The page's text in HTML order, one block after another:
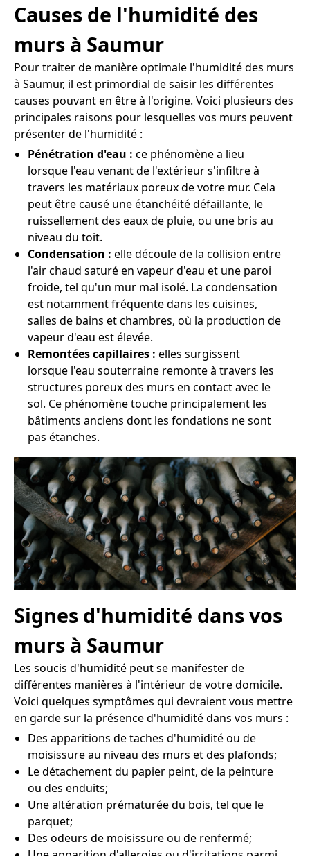
Causes de l'humidité des
murs à Saumur
Pour traiter de manière optimale l'humidité des murs
à Saumur, il est primordial de saisir les différentes
causes pouvant en être à l'origine. Voici plusieurs des
principales raisons pour lesquelles vos murs peuvent
présenter de l'humidité :
Pénétration d'eau : ce phénomène a lieu
lorsque l'eau venant de l'extérieur s'infiltre à
travers les matériaux poreux de votre mur. Cela
peut être causé une étanchéité défaillante, le
ruissellement des eaux de pluie, ou une bris au
niveau du toit.
Condensation : elle découle de la collision entre
l'air chaud saturé en vapeur d'eau et une paroi
froide, tel qu'un mur mal isolé. La condensation
est notamment fréquente dans les cuisines,
salles de bains et chambres, où la production de
vapeur d'eau est élevée.
Remontées capillaires : elles surgissent
lorsque l'eau souterraine remonte à travers les
structures poreux des murs en contact avec le
sol. Ce phénomène touche principalement les
bâtiments anciens dont les fondations ne sont
pas étanches.
Signes d'humidité dans vos
murs à Saumur
Les soucis d'humidité peut se manifester de
différentes manières à l'intérieur de votre domicile.
Voici quelques symptômes qui devraient vous mettre
en garde sur la présence d'humidité dans vos murs :
Des apparitions de taches d'humidité ou de
moisissure au niveau des murs et des plafonds;
Le détachement du papier peint, de la peinture
ou des enduits;
Une altération prématurée du bois, tel que le
parquet;
Des odeurs de moisissure ou de renfermé;